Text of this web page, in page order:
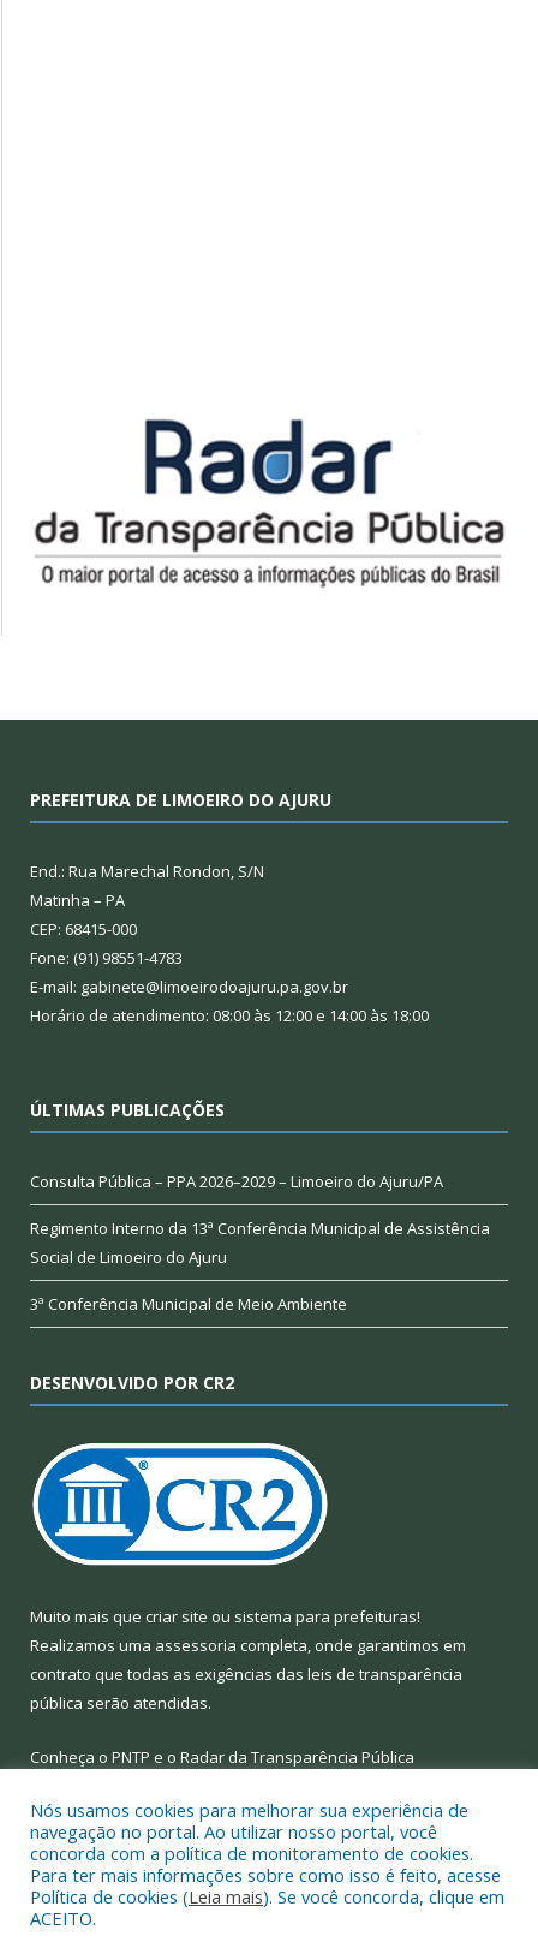
PREFEITURA DE LIMOEIRO DO AJURU
End.: Rua Marechal Rondon, S/N
Matinha – PA
CEP: 68415-000
Fone: (91) 98551-4783
E-mail: gabinete@limoeirodoajuru.pa.gov.br
Horário de atendimento: 08:00 às 12:00 e 14:00 às 18:00
ÚLTIMAS PUBLICAÇÕES
Consulta Pública – PPA 2026–2029 – Limoeiro do Ajuru/PA
Regimento Interno da 13ª Conferência Municipal de Assistência
Social de Limoeiro do Ajuru
3ª Conferência Municipal de Meio Ambiente
DESENVOLVIDO POR CR2
Muito mais que criar site ou sistema para prefeituras!
Realizamos uma assessoria completa, onde garantimos em
contrato que todas as exigências das leis de transparência
pública serão atendidas.
Conheça o PNTP e o Radar da Transparência Pública
Todos os direitos reservados a Prefeitura Municipal de Limoeiro
do Ajuru.
Nós usamos cookies para melhorar sua experiência de
navegação no portal. Ao utilizar nosso portal, você
concorda com a política de monitoramento de cookies.
Para ter mais informações sobre como isso é feito, acesse
Política de cookies (Leia mais). Se você concorda, clique em
ACEITO.